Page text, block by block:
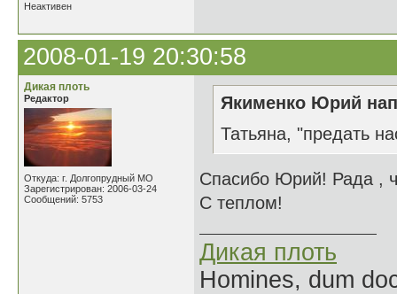
Неактивен
2008-01-19 20:30:58
Дикая плоть
Редактор
Откуда: г. Долгопрудный МО
Зарегистрирован: 2006-03-24
Сообщений: 5753
Якименко Юрий
Татьяна, "предать
Спасибо Юрий! Рада ,
С теплом!
Дикая плоть
Homines, dum